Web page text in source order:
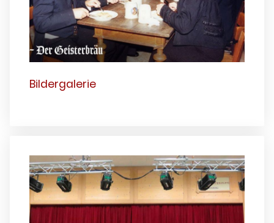
Bildergalerie